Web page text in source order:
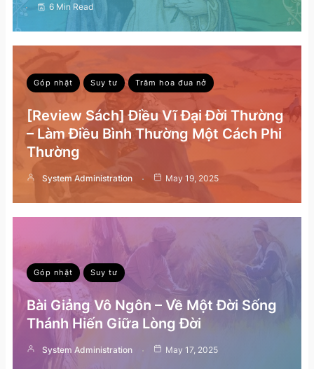
6 Min Read
Góp nhặt Suy tư Trăm hoa đua nở
[Review Sách] Điều Vĩ Đại Đời Thường
– Làm Điều Bình Thường Một Cách Phi
Thường
System Administration May 19, 2025
Góp nhặt Suy tư
Bài Giảng Vô Ngôn – Về Một Đời Sống
Thánh Hiến Giữa Lòng Đời
System Administration May 17, 2025